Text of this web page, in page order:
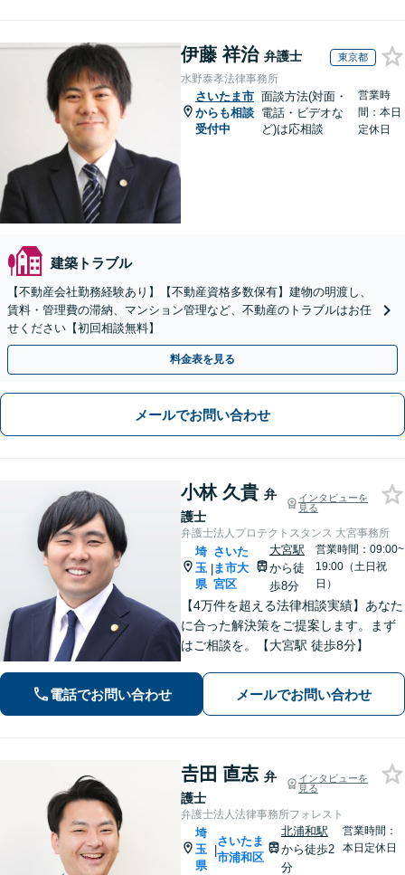
伊藤 祥治 弁護士 東京都
水野泰孝法律事務所
さいたま市
からも相談
受付中
面談方法(対面・
電話・ビデオな
ど)は応相談
営業時
間：本日
定休日
建築トラブル
【不動産会社勤務経験あり】【不動産資格多数保有】建物の明渡し、
賃料・管理費の滞納、マンション管理など、不動産のトラブルはお任
せください【初回相談無料】
料金表を見る
メールでお問い合わせ
小林 久貴 弁
護士
インタビューを
見る
弁護士法人プロテクトスタンス 大宮事務所
埼
玉
県
|
さいた
ま市大
宮区
大宮駅
から徒
歩8分
営業時間：09:00~
19:00（土日祝
日）
【4万件を超える法律相談実績】あなた
に合った解決策をご提案します。まず
はご相談を。【大宮駅 徒歩8分】
電話でお問い合わせ メールでお問い合わせ
𠮷田 直志 弁
護士
インタビューを
見る
弁護士法人法律事務所フォレスト
埼
玉
県
|
さいたま
市浦和区
北浦和駅
から徒歩2
分
営業時間：
本日定休日